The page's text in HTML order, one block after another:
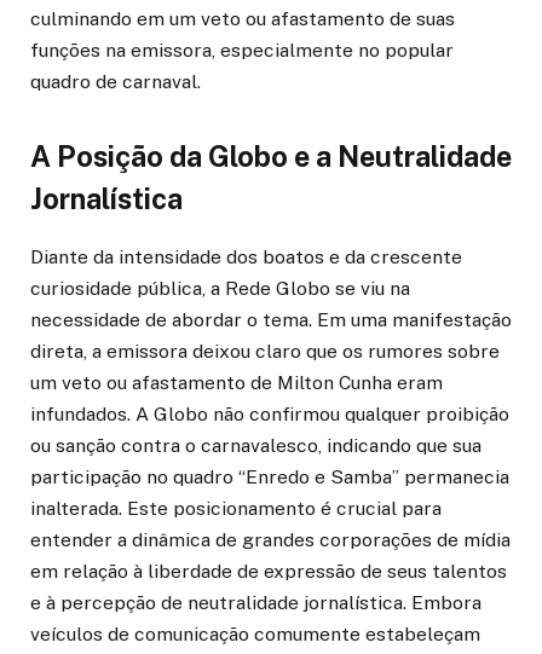
culminando em um veto ou afastamento de suas
funções na emissora, especialmente no popular
quadro de carnaval.
A Posição da Globo e a Neutralidade
Jornalística
Diante da intensidade dos boatos e da crescente
curiosidade pública, a Rede Globo se viu na
necessidade de abordar o tema. Em uma manifestação
direta, a emissora deixou claro que os rumores sobre
um veto ou afastamento de Milton Cunha eram
infundados. A Globo não confirmou qualquer proibição
ou sanção contra o carnavalesco, indicando que sua
participação no quadro “Enredo e Samba” permanecia
inalterada. Este posicionamento é crucial para
entender a dinâmica de grandes corporações de mídia
em relação à liberdade de expressão de seus talentos
e à percepção de neutralidade jornalística. Embora
veículos de comunicação comumente estabeleçam